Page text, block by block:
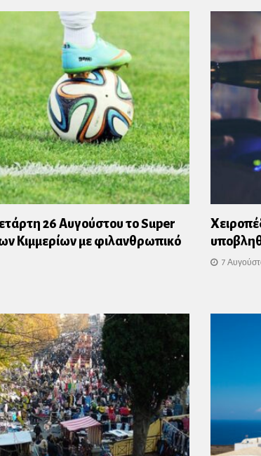
26 Αυγούστου το Super
Κιμμερίων με φιλανθρωπικό
7